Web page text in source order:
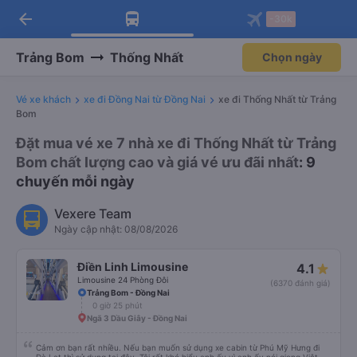
Tải app Vexere ngay!
Nhận ưu đãi thành viên độc
Mở app
Tải app Vexere
-30k/ghế khi đặt vé máy bay qua
Mở app
arrow_back
Trảng Bom Thống Nhất Chọn ngày
Vé xe khách xe đi Đồng Nai từ Đồng Nai
xe đi Thống Nhất từ Trảng
Bom
Đặt mua vé xe 7 nhà xe đi Thống Nhất từ Trảng
Bom chất lượng cao và giá vé ưu đãi nhất: 9
chuyến mỗi ngày
Vexere Team
Ngày cập nhật: 08/08/2026
Điền Linh Limousine
Limousine 24 Phòng Đôi
4.1
(6370 đánh giá)
Trảng Bom - Đồng Nai
0 giờ 25 phút
Ngã 3 Dầu Giây - Đồng Nai
Cảm ơn bạn rất nhiều. Nếu bạn muốn sử dụng xe cabin từ Phú Mỹ Hưng đi